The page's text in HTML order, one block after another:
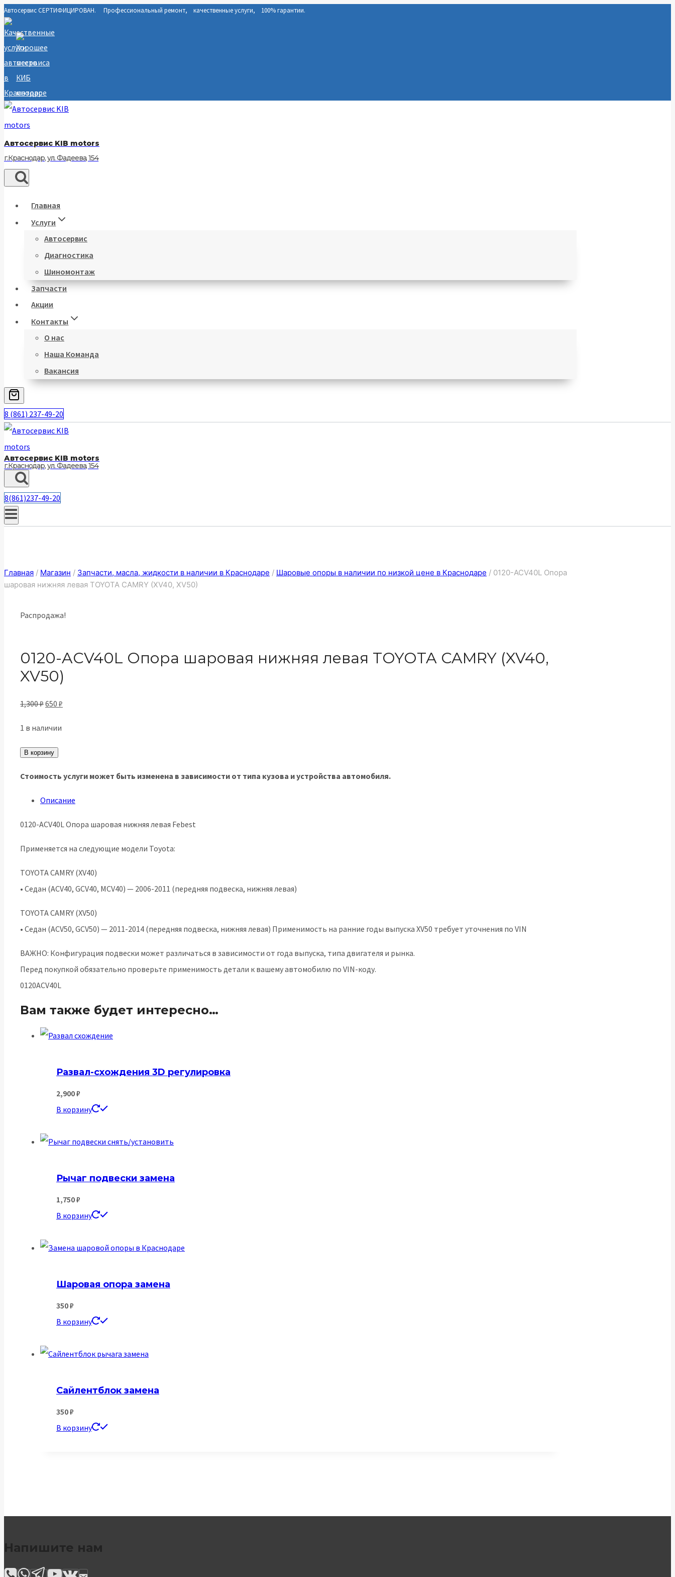
Перейти
к
содержимому
Автосервис СЕРТИФИЦИРОВАН. Профессиональный ремонт, качественные услуги, 100% гарантии.
Автосервис KIB motors
г.Краснодар, ул. Фадеева, 154
Главная
Услуги
Автосервис
Диагностика
Шиномонтаж
Запчасти
Акции
Контакты
О нас
Наша Команда
Вакансия
8 (861) 237-49-20
Автосервис KIB motors
г.Краснодар, ул. Фадеева, 154
8(861)237-49-20
Главная / Магазин / Запчасти, масла, жидкости в наличии в Краснодаре / Шаровые опоры в наличии по низкой цене в Краснодаре / 0120-ACV40L Опора
шаровая нижняя левая TOYOTA CAMRY (XV40, XV50)
Распродажа!
0120-ACV40L Опора шаровая нижняя левая TOYOTA CAMRY (XV40,
XV50)
1,300₽Первоначальная
1,300 ₽.
650 ₽
1 в наличии
Количество
ACV40L
нижняя
CAMRY
(XV40,
XV50)
В корзину
Стоимость услуги может быть изменена в зависимости от типа кузова и устройства автомобиля.
Описание
0120-ACV40L Опора шаровая нижняя левая Febest
Применяется на следующие модели Toyota:
TOYOTA CAMRY (XV40)
• Седан (ACV40, GCV40, MCV40) — 2006-2011 (передняя подвеска, нижняя левая)
TOYOTA CAMRY (XV50)
• Седан (ACV50, GCV50) — 2011-2014 (передняя подвеска, нижняя левая) Применимость на ранние годы выпуска XV50 требует уточнения по VIN
ВАЖНО: Конфигурация подвески может различаться в зависимости от года выпуска, типа двигателя и рынка.
Перед покупкой обязательно проверьте применимость детали к вашему автомобилю по VIN-коду.
0120ACV40L
Вам также будет интересно…
Развал-схождения 3D регулировка
2,900₽
В корзину
Рычаг подвески замена
1,750₽
В корзину
Шаровая опора замена
350₽
В корзину
Сайлентблок замена
350₽
В корзину
Напишите нам